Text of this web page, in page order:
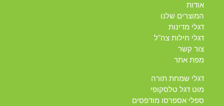
אודות
המוצרים שלנו
דגלי מדינות
דגלי חילות צה"ל
צור קשר
מפת אתר
דגלי שמחת תורה
מוט דגל טלסקופי
ספלי אספרסו מודפסים